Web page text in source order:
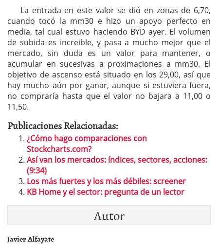
La entrada en este valor se dió en zonas de 6,70,
cuando tocó la mm30 e hizo un apoyo perfecto en
media, tal cual estuvo haciendo BYD ayer. El volumen
de subida es increible, y pasa a mucho mejor que el
mercado, sin duda es un valor para mantener, o
acumular en sucesivas a proximaciones a mm30. El
objetivo de ascenso está situado en los 29,00, así que
hay mucho aún por ganar, aunque si estuviera fuera,
no compraría hasta que el valor no bajara a 11,00 o
11,50.
Publicaciones Relacionadas:
¿Cómo hago comparaciones con
Stockcharts.com?
Así van los mercados: índices, sectores, acciones:
(9:34)
Los más fuertes y los más débiles: screener
KB Home y el sector: pregunta de un lector
Autor
Javier Alfayate